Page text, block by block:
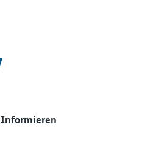
Informieren